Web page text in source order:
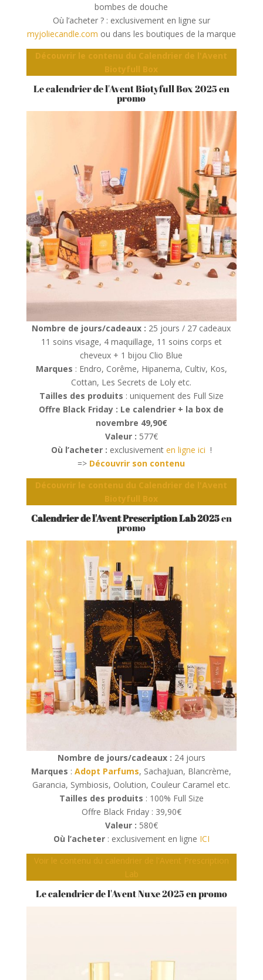
bombes de douche
Où l’acheter ? : exclusivement en ligne sur
myjoliecandle.com ou dans les boutiques de la marque
Découvrir le contenu du Calendrier de l'Avent
Biotyfull Box
Le calendrier de l'Avent Biotyfull Box 2025 en
promo
Nombre de jours/cadeaux : 25 jours / 27 cadeaux
11 soins visage, 4 maquillage, 11 soins corps et
cheveux + 1 bijou Clio Blue
Marques : Endro, Corême, Hipanema, Cultiv, Kos,
Cottan, Les Secrets de Loly etc.
Tailles des produits : uniquement des Full Size
Offre Black Friday : Le calendrier + la box de
novembre 49,90€
Valeur : 577€
Où l’acheter : exclusivement en ligne ici !
=> Découvrir son contenu
Découvrir le contenu du Calendrier de l'Avent
Biotyfull Box
Calendrier de l'Avent Prescription Lab 2025en
promo
Nombre de jours/cadeaux : 24 jours
Marques :Adopt Parfums, SachaJuan, Blancrème,
Garancia, Symbiosis, Oolution, Couleur Caramel etc.
Tailles des produits : 100% Full Size
Offre Black Friday : 39,90€
Valeur : 580€
Où l’acheter: exclusivement en ligne ICI
Voir le contenu du calendrier de l'Avent Prescription
Lab
Le calendrier de l'Avent Nuxe 2025 en promo